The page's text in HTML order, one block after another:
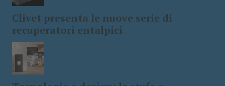
Clivet presenta le nuove serie di
recuperatori entalpici